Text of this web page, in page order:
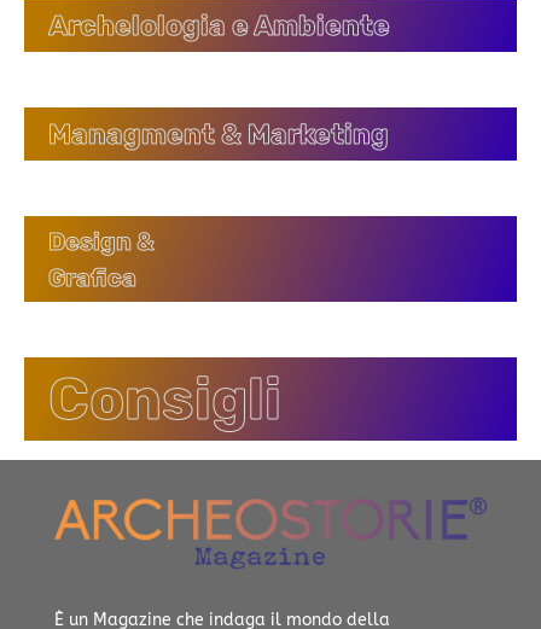
Archelologia e Ambiente
Managment & Marketing
Design &
Grafica
Consigli
È un Magazine che indaga il mondo della